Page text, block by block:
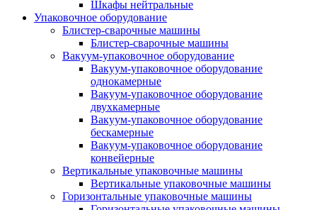
Шкафы нейтральные
Упаковочное оборудование
Блистер-сварочные машины
Блистер-сварочные машины
Вакуум-упаковочное оборудование
Вакуум-упаковочное оборудование
однокамерные
Вакуум-упаковочное оборудование
двухкамерные
Вакуум-упаковочное оборудование
беcкамерные
Вакуум-упаковочное оборудование
конвейерные
Вертикальные упаковочные машины
Вертикальные упаковочные машины
Горизонтальные упаковочные машины